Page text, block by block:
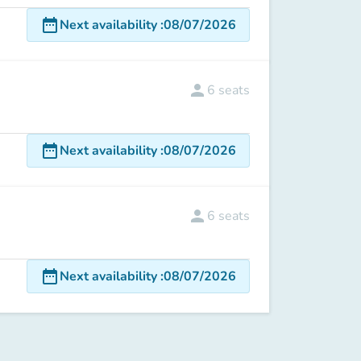
date_rangeNext availability:08/07/2026
person 6 seats
date_rangeNext availability:08/07/2026
person 6 seats
date_rangeNext availability:08/07/2026